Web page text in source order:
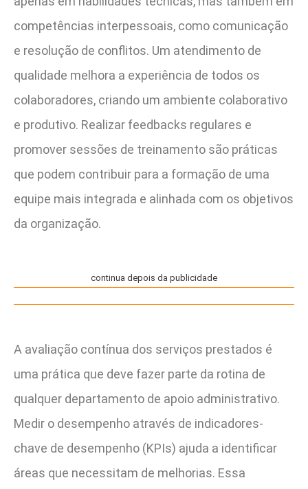
competências interpessoais, como comunicação
e resolução de conflitos. Um atendimento de
qualidade melhora a experiência de todos os
colaboradores, criando um ambiente colaborativo
e produtivo. Realizar feedbacks regulares e
promover sessões de treinamento são práticas
que podem contribuir para a formação de uma
equipe mais integrada e alinhada com os objetivos
da organização.
continua depois da publicidade
A avaliação contínua dos serviços prestados é
uma prática que deve fazer parte da rotina de
qualquer departamento de apoio administrativo.
Medir o desempenho através de indicadores-
chave de desempenho (KPIs) ajuda a identificar
áreas que necessitam de melhorias. Essa